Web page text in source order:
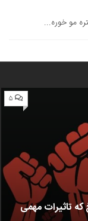
مو خوره...
۵
تاثیرات مهمی